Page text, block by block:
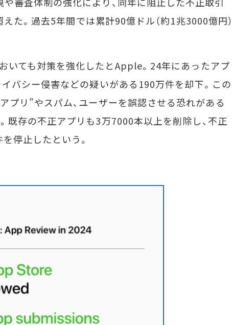
た。過去5年間では累計90億ドル（約1兆3000億円）
いても対策を強化したとApple。24年にあったアプ
バシー侵害などの疑いがある190万件を却下。この
プリ”やスパム、ユーザーを誤認させる恐れがある
既存の不正アプリも3万7000本以上を削除し、不正
停止したという。